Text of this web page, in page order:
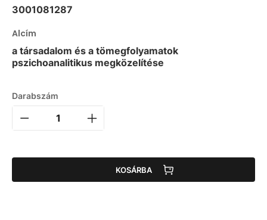
3001081287
Alcím
a társadalom és a tömegfolyamatok
pszichoanalitikus megközelítése
Darabszám
KOSÁRBA